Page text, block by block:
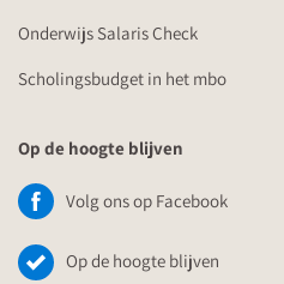
Onderwijs Salaris Check
Scholingsbudget in het mbo
Op de hoogte blijven
Volg ons op Facebook
Op de hoogte blijven